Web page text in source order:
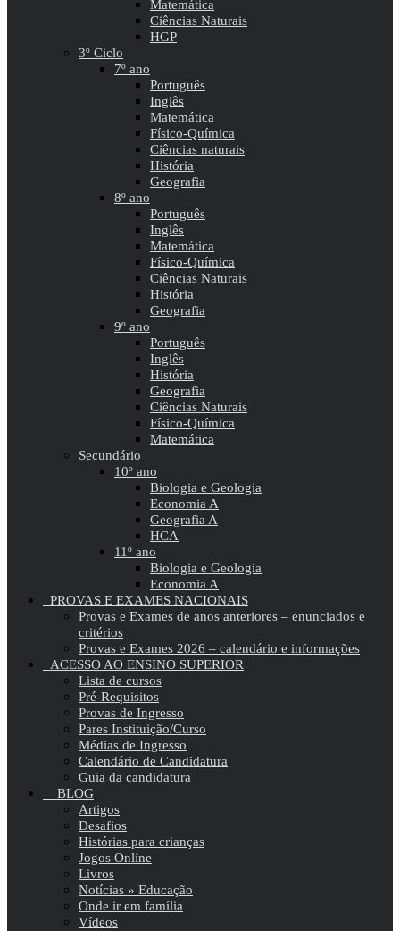
Matemática
Ciências Naturais
HGP
3º Ciclo
7º ano
Português
Inglês
Matemática
Físico-Química
Ciências naturais
História
Geografia
8º ano
Português
Inglês
Matemática
Físico-Química
Ciências Naturais
História
Geografia
9º ano
Português
Inglês
História
Geografia
Ciências Naturais
Físico-Química
Matemática
Secundário
10º ano
Biologia e Geologia
Economia A
Geografia A
HCA
11º ano
Biologia e Geologia
Economia A
PROVAS E EXAMES NACIONAIS
Provas e Exames de anos anteriores – enunciados e
critérios
Provas e Exames 2026 – calendário e informações
ACESSO AO ENSINO SUPERIOR
Lista de cursos
Pré-Requisitos
Provas de Ingresso
Pares Instituição/Curso
Médias de Ingresso
Calendário de Candidatura
Guia da candidatura
BLOG
Artigos
Desafios
Histórias para crianças
Jogos Online
Livros
Notícias » Educação
Onde ir em família
Vídeos